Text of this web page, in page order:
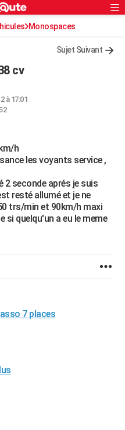
Rechercher
Monospaces
Sujet Suivant
cv
à 17:01
h
les voyants service ,
2 seconde aprés je suis
resté allumé et je ne
trs/min et 90km/h maxi
si quelqu'un a eu le meme
7 places